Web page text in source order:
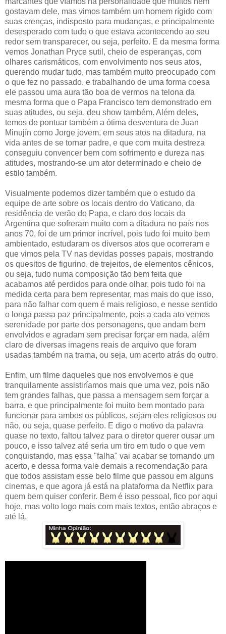
gostavam dele, mas vimos também um homem rígido com
suas crenças, indisposto para mudanças, e principalmente
desesperado com tudo o que estava acontecendo ao seu
redor sem transparecer, ou seja, perfeito. E da mesma forma
vemos Jonathan Pryce sutil, cheio de esperanças, com
olhares carismáticos, com envolvimento nos seus atos,
querendo mudar tudo, mas também muito preocupado com
o que fez no passado, e trabalhando de uma forma coesa
ele passou uma aura tão boa de vermos na telona da
mesma forma que o Papa Francisco tem demonstrado em
suas atitudes, ou seja, deu show também. Além deles,
temos de pontuar também a ótima desventura de Juan
Minujín como Jorge jovem, em seus atos na ditadura, na
vida antes de se tornar padre, e que com muita destreza
conseguiu convencer bem com sofrimento e dureza nas
atitudes, mostrando-se um ator determinado e cheio de
estilo também.
Visualmente podemos dizer também que o estudo da
equipe de arte sobre os locais dentro do Vaticano, da
residência de verão do Papa, e claro dos locais da
Argentina que sofreram muito com a ditadura no país nos
anos 70, foi de um primor incrível, pois tudo foi muito bem
ambientado, estudaram os diversos atos que ocorreram e
que vimos pela TV nas devidas posses papais, mostrando
os quesitos de figurino, de trejeitos, de elementos cênicos,
ou seja, tudo numa composição tão bem feita que
acabamos até perdidos para onde olhar, pois tudo foi na
medida certa para bem representar, mas mais do que isso,
para não falhar com quem é mais religioso, e nesse sentido
o longa passa paz principalmente, pois a cada ato vemos
serenidade por parte dos personagens, que andam bem
envolvidos e agradam sem precisar forçar em nada, além
claro de diversas imagens reais de arquivo que foram
usadas também na trama, ou seja, um acerto atrás do outro.
Enfim, um filme daqueles que nos envolvemos e que
tranquilamente assistiríamos mais que uma vez, pois não
tem grandes falhas, que passa a mensagem sem forçar a
barra, e que principalmente foi muito bem montado para
funcionar para ambos os públicos, sejam eles religiosos ou
não, ou seja, quase perfeito. E digo o motivo da palavra
quase no texto, faltou talvez para o diretor querer ousar um
pouco, e isso talvez até seria um tiro em tudo o que vem
conquistando, mas essa "falha" vai acabar se tornando um
acerto, e dessa forma vale demais a recomendação para
que todos assistam esse belo filme que passou em alguns
cinemas, e que agora já está na plataforma da Netflix para
quem bem quiser conferir. Bem é isso pessoal, fico por aqui
hoje, mas volto logo mais com mais textos, então abraços e
até lá.